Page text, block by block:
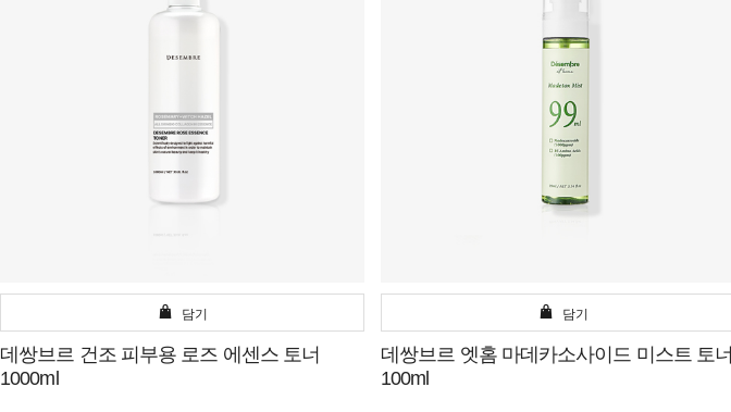
담기
데쌍브르 건조 피부용 로즈 에센스 토너
1000ml
담기
데쌍브르 엣홈 마데카소사이드 미스트 토너
100ml